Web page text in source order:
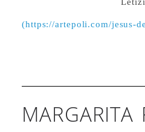
(https://artepoli.com/jesus-
MARGARITA